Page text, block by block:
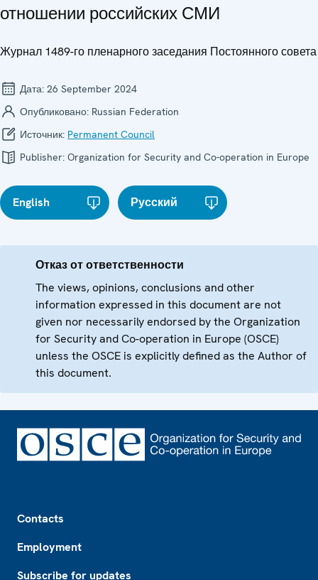
отношении российских СМИ
Журнал 1489-го пленарного заседания Постоянного совета
Дата: 26 September 2024
Опубликовано: Russian Federation
Источник: Permanent Council
Publisher: Organization for Security and Co-operation in Europe
English Русский
Отказ от ответственности
The views, opinions, conclusions and other
information expressed in this document are not
given nor necessarily endorsed by the Organization
for Security and Co-operation in Europe (OSCE)
unless the OSCE is explicitly defined as the Author of
this document.
Contacts
Employment
Subscribe for updates